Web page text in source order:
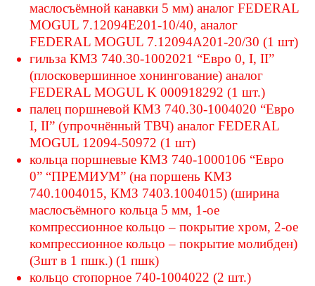
маслосъёмной канавки 5 мм) аналог FEDERAL
MOGUL 7.12094E201-10/40, аналог
FEDERAL MOGUL 7.12094А201-20/30 (1 шт)
гильза КМЗ 740.30-1002021 “Евро 0, I, II”
(плосковершинное хонингование) аналог
FEDERAL MOGUL K 000918292 (1 шт.)
палец поршневой КМЗ 740.30-1004020 “Евро
I, II” (упрочнённый ТВЧ) аналог FEDERAL
MOGUL 12094-50972 (1 шт)
кольца поршневые КМЗ 740-1000106 “Евро
0” “ПРЕМИУМ” (на поршень КМЗ
740.1004015, КМЗ 7403.1004015) (ширина
маслосъёмного кольца 5 мм, 1-ое
компрессионное кольцо – покрытие хром, 2-ое
компрессионное кольцо – покрытие молибден)
(3шт в 1 пшк.) (1 пшк)
кольцо стопорное 740-1004022 (2 шт.)